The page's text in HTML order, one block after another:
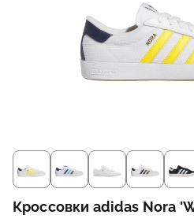
Кроссовки adidas Nora